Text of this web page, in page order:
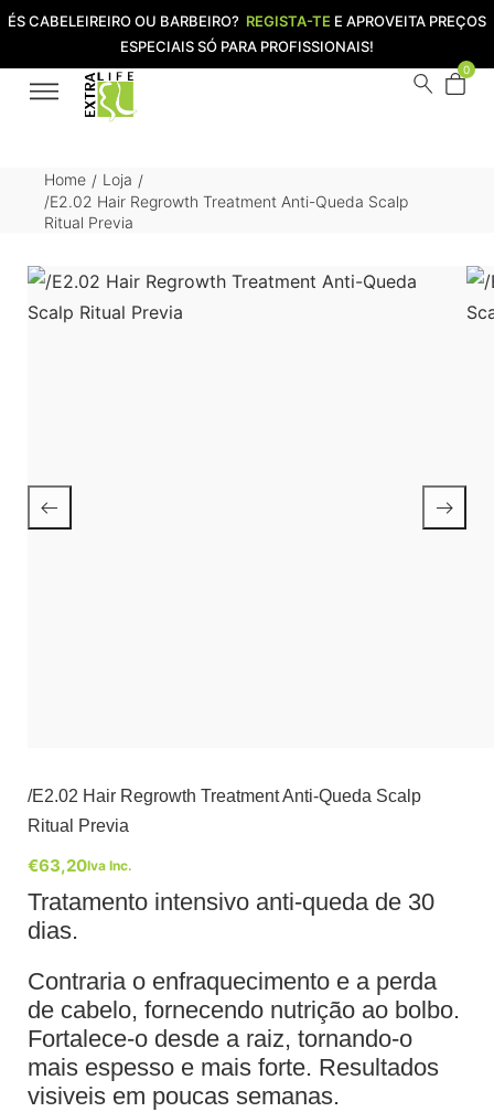
ÉS CABELEIREIRO OU BARBEIRO? REGISTA-TE E APROVEITA PREÇOS
ESPECIAIS SÓ PARA PROFISSIONAIS!
0
Home / Loja /
/E2.02 Hair Regrowth Treatment Anti-Queda Scalp
Ritual Previa
/E2.02 Hair Regrowth Treatment Anti-Queda Scalp
Ritual Previa
€63,20Iva Inc.
Tratamento intensivo anti-queda de 30
dias.
Contraria o enfraquecimento e a perda
de cabelo, fornecendo nutrição ao bolbo.
Fortalece-o desde a raiz, tornando-o
mais espesso e mais forte. Resultados
visiveis em poucas semanas.